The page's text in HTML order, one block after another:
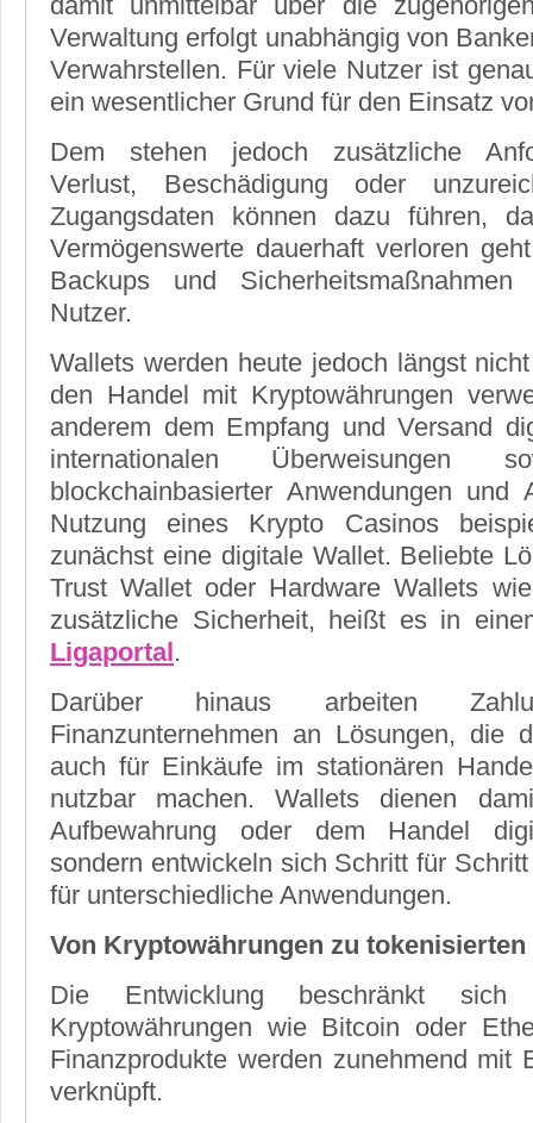
Verwaltung erfolgt unabhängig von
Verwahrstellen. Für viele Nutzer ist
ein wesentlicher Grund für den Einsatz
Dem stehen jedoch zusätzliche
Verlust, Beschädigung oder
Zugangsdaten können dazu führen,
Vermögenswerte dauerhaft verloren
Backups und
Nutzer.
Wallets werden heute jedoch längst
den Handel mit Kryptowährungen
anderem dem Empfang und Versand
internationalen Überweisungen
blockchainbasierter Anwendungen
Nutzung eines Krypto Casinos
zunächst eine digitale Wallet. Beliebte
Trust Wallet oder Hardware Wallets
zusätzliche Sicherheit, heißt es in
Ligaportal.
Darüber hinaus arbeiten
Finanzunternehmen an Lösungen, die
auch für Einkäufe im stationären
nutzbar machen. Wallets dienen
Aufbewahrung oder dem Handel
sondern entwickeln sich Schritt für
für unterschiedliche Anwendungen.
Von Kryptowährungen zu
Die Entwicklung beschränkt
Kryptowährungen wie Bitcoin oder
Finanzprodukte werden zunehmend mit
verknüpft.